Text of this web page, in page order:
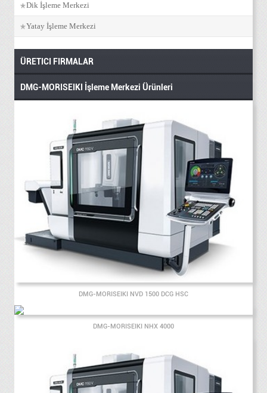
Dik İşleme Merkezi
Yatay İşleme Merkezi
ÜRETICI FIRMALAR
DMG-MORISEIKI İşleme Merkezi Ürünleri
DMG-MORISEIKI NVD 1500 DCG HSC
DMG-MORISEIKI NHX 4000